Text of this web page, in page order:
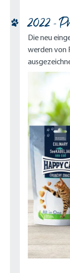
2022 -
Die neu
werden von